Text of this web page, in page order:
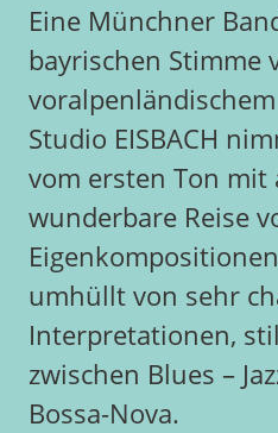
Eine Münchner
bayrischen Stimme
Studio EISBACH
vom ersten Ton mit
wunderbare Reise
umhüllt von sehr
Interpretationen,
zwischen Blues –
Bossa-Nova.